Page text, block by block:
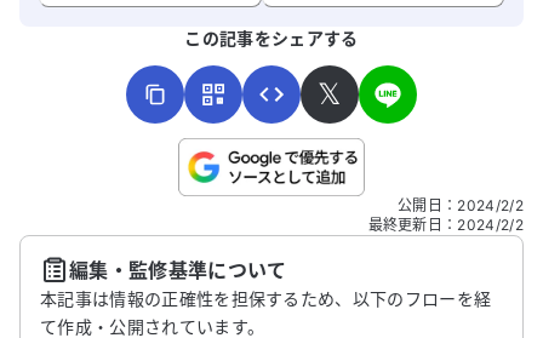
こちらは送信専用のフォームです。氏名やご自身の病気の詳細な
送信する
この記事をシェアする
𝕏
公開日 ： 2024/2/2
最終更新日 ： 2024/2/2
編集・監修基準について
本記事は情報の正確性を担保するため、以下のフローを経
て作成・公開されています。